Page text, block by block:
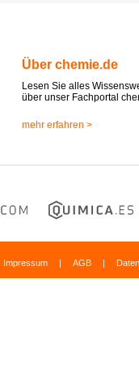
Über chemie.de
Lesen Sie alles
über unser Fachportal
mehr erfahren >
Impressum | AGB |